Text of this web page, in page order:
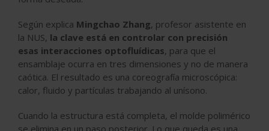
Según explica Mingchao Zhang, profesor asistente en
la NUS, la clave está en controlar con precisión
esas interacciones optofluídicas, para que el
ensamblaje ocurra en tres dimensiones y no de manera
caótica. El resultado es una coreografía microscópica:
calor, fluido y partículas trabajando al unísono.
Cuando la estructura está completa, el molde polimérico
se elimina en un paso posterior. Lo que queda es una